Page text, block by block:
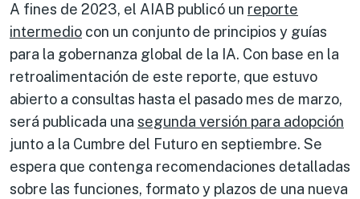
A fines de 2023, el AIAB publicó un reporte
intermedio con un conjunto de principios y guías
para la gobernanza global de la IA. Con base en la
retroalimentación de este reporte, que estuvo
abierto a consultas hasta el pasado mes de marzo,
será publicada una segunda versión para adopción
junto a la Cumbre del Futuro en septiembre. Se
espera que contenga recomendaciones detalladas
sobre las funciones, formato y plazos de una nueva